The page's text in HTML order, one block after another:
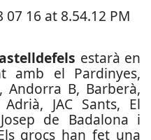
estarà en
amb el Pardinyes,
Andorra B, Barberà,
JAC Sants, El
de Badalona i
grocs han fet una